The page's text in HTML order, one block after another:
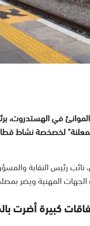
في الهستدروت،
المعلنة" لخصخصة نشاط
نائب رئيس النقابة
المهنية ويضر
كبيرة أضرت